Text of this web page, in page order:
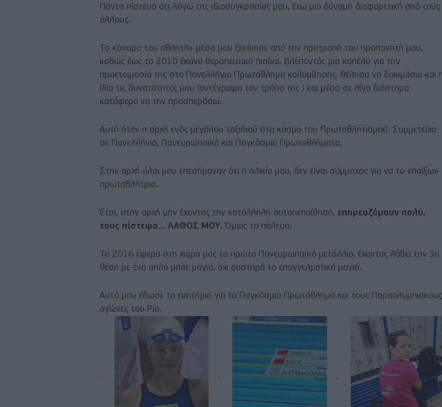
Πάντα πίστευα ότι λόγω της ιδιοσυγκρασίας μου, έχω μια δύναμη διαφορετική από τους
άλλους.
Το «όνειρο του αθλητή» μέσα μου ξεκίνησε από την προτροπή του προπονητή μου,
καθώς έως το 2010 έκανα θεραπευτική πισίνα. Βλέποντάς μια κοπέλα για την
προετοιμασία της στο Πανελλήνιο Πρωτάθλημα κολύμβησης, θέλησα να δοκιμάσω και
ίδια τις δυνατότητες μου (αντέγραψα τον τρόπο της ) και μέσα σε λίγο διάστημα
κατάφερα να την προσπεράσω.
Αυτή ήταν η αρχή ενός μεγάλου ταξιδιού στο κόσμο του Πρωταθλητισμού. Συμμετείχα
σε Πανελλήνια, Πανευρωπαϊκά και Παγκόσμια Πρωταθλήματα.
Στην αρχή όλοι μου επεσήμαναν ότι η ηλικία μου, δεν είναι σύμμαχος για να το «παίξω»
πρωταθλήτρια.
Έτσι, στην αρχή μην έχοντας την κατάλληλη αυτοπεποίθηση, επηρεαζόμουν πολύ,
τους πίστεψα… ΛΑΘΟΣ ΜΟΥ.Όμως το πάλευα.
Το 2016 έφερα στη χώρα μας το πρώτο Πανευρωπαϊκό μετάλλιο, έχοντας λάβει την 3η
θέση με ένα απλό μπλε μαγιό, όχι αυστηρά το επαγγελματικό μαγιό.
Αυτό μου έδωσε το εισιτήριο για το Παγκόσμιο Πρωτάθλημα και τους Παραολυμπιακους
αγώνες του Ρίο.